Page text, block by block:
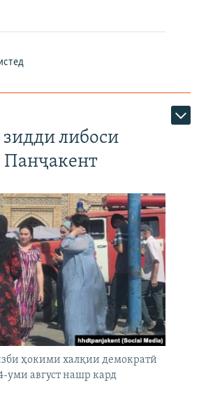
либоси
Панҷакент
ҳокими халқии демократӣ
уми август нашр кард